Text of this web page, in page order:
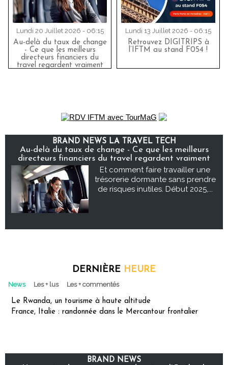
Lundi 20 Juillet 2026 - 06:15
Au-delà du taux de change
- Ce que les meilleurs
directeurs financiers du
travel regardent vraiment
Lundi 13 Juillet 2026 - 06:15
Retrouvez DIGITRIPS à
l’IFTM au stand F054 !
BRAND NEWS LA TRAVEL TECH
Au-delà du taux de change - Ce que les meilleurs
directeurs financiers du travel regardent vraiment
Et comment faire travailler une
trésorerie dormante sans prendre
de risques inutiles. Début 2025,...
DERNIÈRE HEURE
News Les + lus Les + commentés
Le Rwanda, un tourisme à haute altitude
France, Italie : randonnée dans le Mercantour frontalier
BRAND NEWS